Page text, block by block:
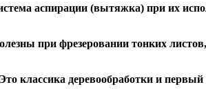
аспирации (вытяжка) при их
при фрезеровании тонких листов,
классика деревообработки и